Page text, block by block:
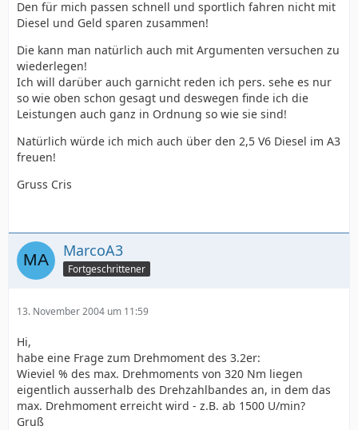
Den für mich passen schnell und sportlich fahren nicht mit
Diesel und Geld sparen zusammen!
Die kann man natürlich auch mit Argumenten versuchen zu
wiederlegen!
Ich will darüber auch garnicht reden ich pers. sehe es nur
so wie oben schon gesagt und deswegen finde ich die
Leistungen auch ganz in Ordnung so wie sie sind!
Natürlich würde ich mich auch über den 2,5 V6 Diesel im A3
freuen!
Gruss Cris
MarcoA3
Fortgeschrittener
13. November 2004 um 11:59
Hi,
habe eine Frage zum Drehmoment des 3.2er:
Wieviel % des max. Drehmoments von 320 Nm liegen
eigentlich ausserhalb des Drehzahlbandes an, in dem das
max. Drehmoment erreicht wird - z.B. ab 1500 U/min?
Gruß